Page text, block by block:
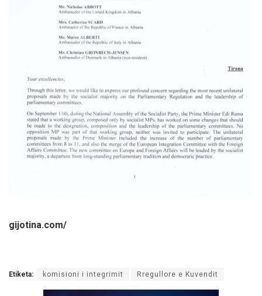
gijotina.com/
Etiketa: komisioni i integrimit Rregullore e Kuvendit